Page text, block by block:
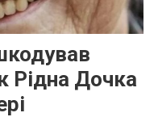
Рідна Дочка